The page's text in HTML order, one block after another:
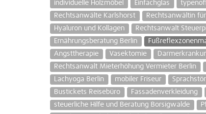
individuelle Holzmöbel
Einfachglas
Rechtsanwälte Karlshorst
Rechtsanwältin
Hyaluron und Kollagen
Rechtsanwalt
Ernährungsberatung Berlin
Angsttherapie
Vasektomie
Rechtsanwalt Mieterhöhung Vermieter Berlin
Lachyoga Berlin
mobiler Friseur
Bustickets Reisebüro
Fassadenverkleidung
steuerliche Hilfe und Beratung Borsigwalde